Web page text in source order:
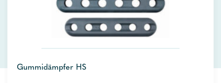
Gummidämpfer HS